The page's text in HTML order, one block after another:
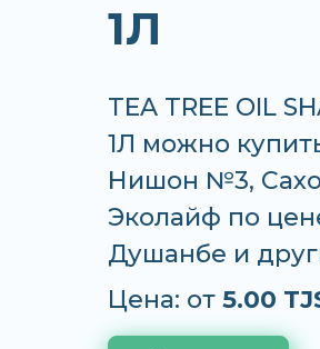
1Л
TEA TREE OIL
1Л можно
Нишон №3,
Эколайф по
Душанбе и
Цена: от 5.00